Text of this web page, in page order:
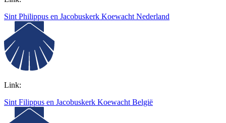
Sint Philippus en Jacobuskerk Koewacht Nederland
Link:
Sint Filippus en Jacobuskerk Koewacht België